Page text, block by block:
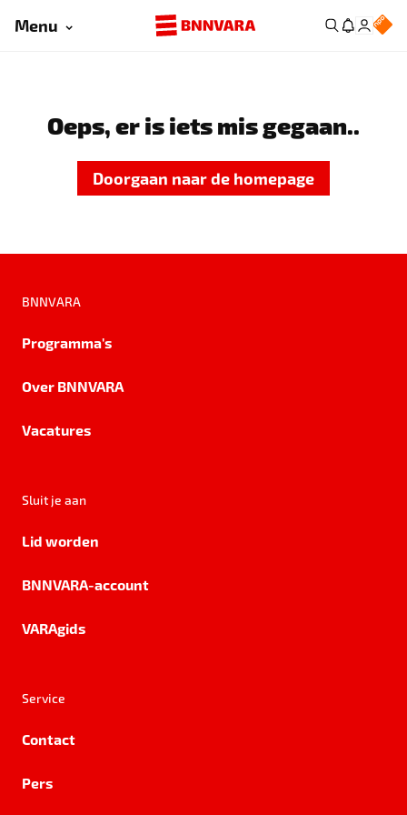
Menu
Oeps, er is iets mis gegaan..
Doorgaan naar de homepage
BNNVARA
Programma's
Over BNNVARA
Vacatures
Sluit je aan
Lid worden
BNNVARA-account
VARAgids
Service
Contact
Pers